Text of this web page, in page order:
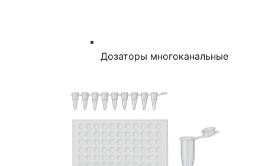
Дозаторы многоканальные